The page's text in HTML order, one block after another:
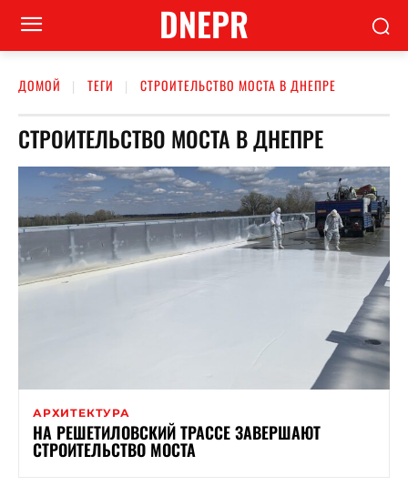
DNEPR
ДОМОЙ ТЕГИ СТРОИТЕЛЬСТВО МОСТА В ДНЕПРЕ
СТРОИТЕЛЬСТВО МОСТА В ДНЕПРЕ
АРХИТЕКТУРА
НА РЕШЕТИЛОВСКИЙ ТРАССЕ ЗАВЕРШАЮТ
СТРОИТЕЛЬСТВО МОСТА